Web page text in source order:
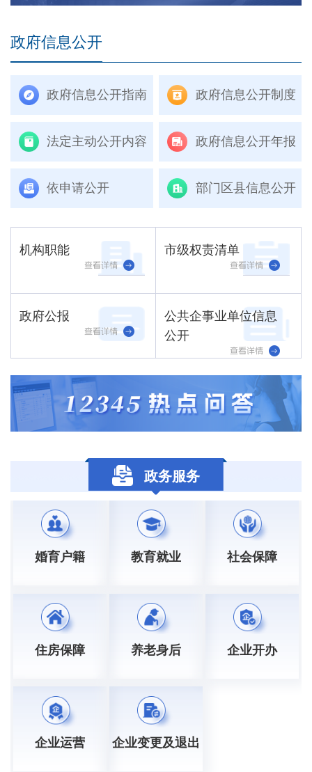
政府信息公开
政府信息公开指南 政府信息公开制度
法定主动公开内容 政府信息公开年报
依申请公开 部门区县信息公开
机构职能 市级权责清单
政府公报
公共企事业单位信息
公开
政务服务
婚育户籍 教育就业 社会保障
住房保障 养老身后 企业开办
企业运营 企业变更及退出